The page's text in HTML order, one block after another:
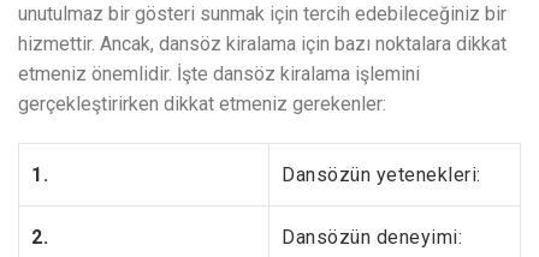
unutulmaz bir gösteri sunmak için tercih edebileceğiniz bir
hizmettir. Ancak, dansöz kiralama için bazı noktalara dikkat
etmeniz önemlidir. İşte dansöz kiralama işlemini
gerçekleştirirken dikkat etmeniz gerekenler:
1. Dansözün yetenekleri:
2. Dansözün deneyimi: